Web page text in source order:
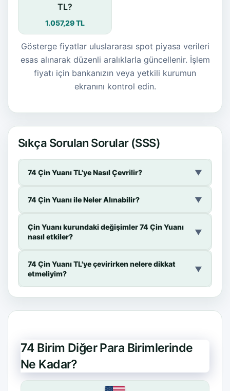
TL?
1.057,29 TL
Gösterge fiyatlar uluslararası spot piyasa verileri
esas alınarak düzenli aralıklarla güncellenir. İşlem
fiyatı için bankanızın veya yetkili kurumun
ekranını kontrol edin.
Sıkça Sorulan Sorular (SSS)
74 Çin Yuanı TL'ye Nasıl Çevrilir? ▼
74 Çin Yuanı ile Neler Alınabilir? ▼
Çin Yuanı kurundaki değişimler 74 Çin Yuanı
nasıl etkiler?
▼
74 Çin Yuanı TL'ye çevirirken nelere dikkat
etmeliyim?
▼
74 Birim Diğer Para Birimlerinde
Ne Kadar?